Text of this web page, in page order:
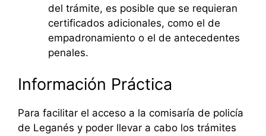
del trámite, es posible que se requieran
certificados adicionales, como el de
empadronamiento o el de antecedentes
penales.
Información Práctica
Para facilitar el acceso a la comisaría de policía
de Leganés y poder llevar a cabo los trámites